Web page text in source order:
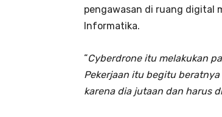
pengawasan di ruang digital
Informatika.
“Cyberdrone itu melakukan
Pekerjaan itu begitu
karena dia jutaan dan harus